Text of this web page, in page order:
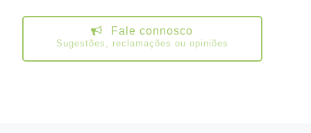
Fale connosco
Sugestões, reclamações ou opiniões